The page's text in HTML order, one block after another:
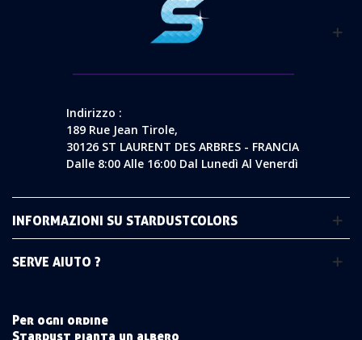
Indirizzo :
189 Rue Jean Tirole,
30126 ST LAURENT DES ARBRES - FRANCIA
Dalle 8:00 Alle 16:00 Dal Lunedì Al Venerdì
INFORMAZIONI SU STARDUSTCOLORS
SERVE AIUTO ?
Per ogni ordine
Stardust pianta un albero